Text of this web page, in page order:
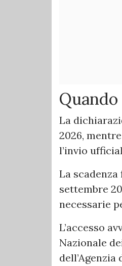
La
2026,
l’invio
La
settembre
necessarie
L’accesso
Nazionale